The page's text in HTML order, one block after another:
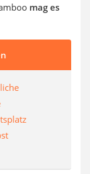
mag es